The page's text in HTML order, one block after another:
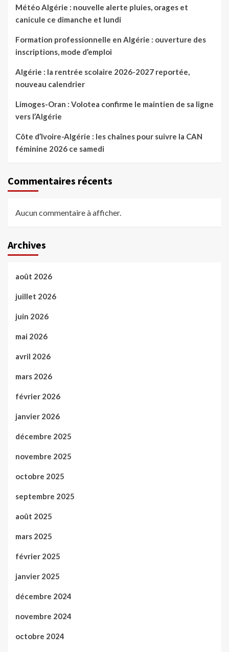
Météo Algérie : nouvelle alerte pluies, orages et
canicule ce dimanche et lundi
Formation professionnelle en Algérie : ouverture des
inscriptions, mode d’emploi
Algérie : la rentrée scolaire 2026-2027 reportée,
nouveau calendrier
Limoges-Oran : Volotea confirme le maintien de sa ligne
vers l’Algérie
Côte d’Ivoire-Algérie : les chaînes pour suivre la CAN
féminine 2026 ce samedi
Commentaires récents
Aucun commentaire à afficher.
Archives
août 2026
juillet 2026
juin 2026
mai 2026
avril 2026
mars 2026
février 2026
janvier 2026
décembre 2025
novembre 2025
octobre 2025
septembre 2025
août 2025
mars 2025
février 2025
janvier 2025
décembre 2024
novembre 2024
octobre 2024